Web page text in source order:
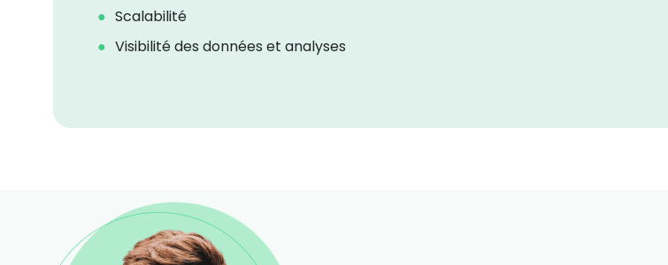
Scalabilité
Visibilité des données et analyses